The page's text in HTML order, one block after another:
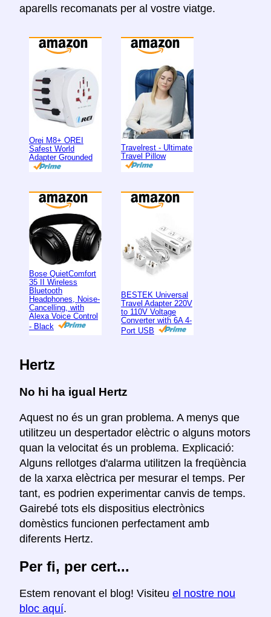
aparells recomanats per al vostre viatge.
Orei M8+ OREI
Safest World
Adapter Grounded
Travelrest - Ultimate
Travel Pillow
Bose QuietComfort
35 II Wireless
Bluetooth
Headphones, Noise-
Cancelling, with
Alexa Voice Control
- Black
BESTEK Universal
Travel Adapter 220V
to 110V Voltage
Converter with 6A 4-
Port USB
Hertz
No hi ha igual Hertz
Aquest no és un gran problema. A menys que
utilitzeu un despertador elèctric o alguns motors
quan la velocitat és un problema. Explicació:
Alguns rellotges d'alarma utilitzen la freqüència
de la xarxa elèctrica per mesurar el temps. Per
tant, es podrien experimentar canvis de temps.
Gairebé tots els dispositius electrònics
domèstics funcionen perfectament amb
diferents Hertz.
Per fi, per cert...
Estem renovant el blog! Visiteu el nostre nou
bloc aquí.